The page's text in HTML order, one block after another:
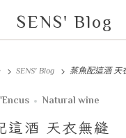
SENS' Blog
SENS' Blog 蒸魚配這酒 天
Natural wine
這酒 天衣無縫